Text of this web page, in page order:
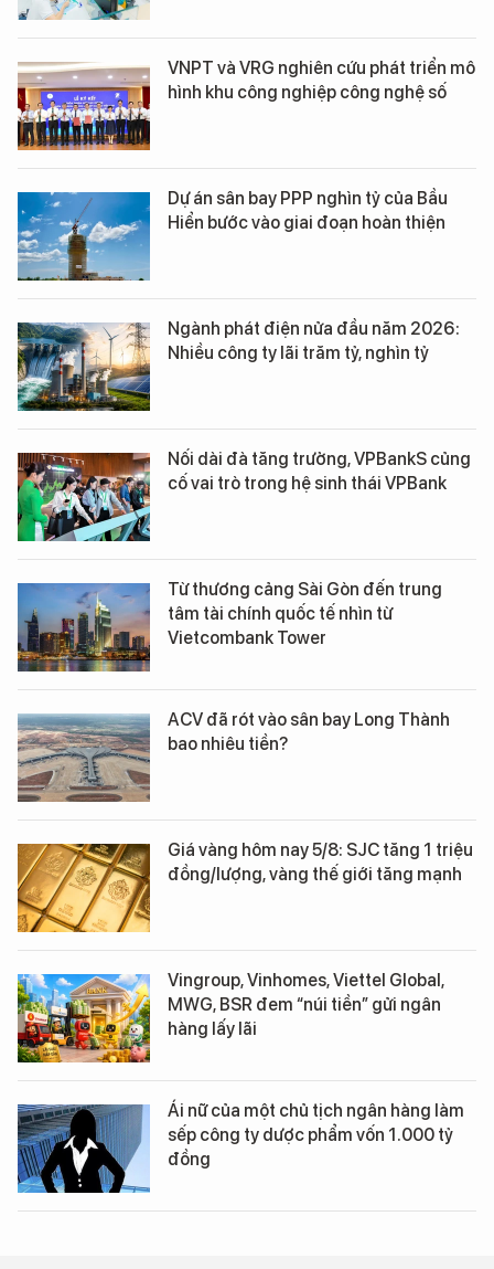
VNPT và VRG nghiên cứu phát triển mô
hình khu công nghiệp công nghệ số
Dự án sân bay PPP nghìn tỷ của Bầu
Hiển bước vào giai đoạn hoàn thiện
Ngành phát điện nửa đầu năm 2026:
Nhiều công ty lãi trăm tỷ, nghìn tỷ
Nối dài đà tăng trưởng, VPBankS củng
cố vai trò trong hệ sinh thái VPBank
Từ thương cảng Sài Gòn đến trung
tâm tài chính quốc tế nhìn từ
Vietcombank Tower
ACV đã rót vào sân bay Long Thành
bao nhiêu tiền?
Giá vàng hôm nay 5/8: SJC tăng 1 triệu
đồng/lượng, vàng thế giới tăng mạnh
Vingroup, Vinhomes, Viettel Global,
MWG, BSR đem “núi tiền” gửi ngân
hàng lấy lãi
Ái nữ của một chủ tịch ngân hàng làm
sếp công ty dược phẩm vốn 1.000 tỷ
đồng